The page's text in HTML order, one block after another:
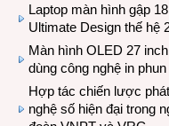
Laptop màn hình gập
Ultimate Design thế hệ
Màn hình OLED 27
dùng công nghệ in
Hợp tác chiến lược
nghệ số hiện đại trong